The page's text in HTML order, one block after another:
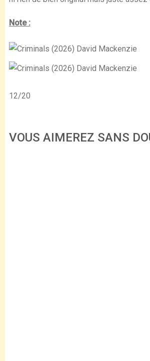
Note :
12/20
VOUS AIMEREZ SANS